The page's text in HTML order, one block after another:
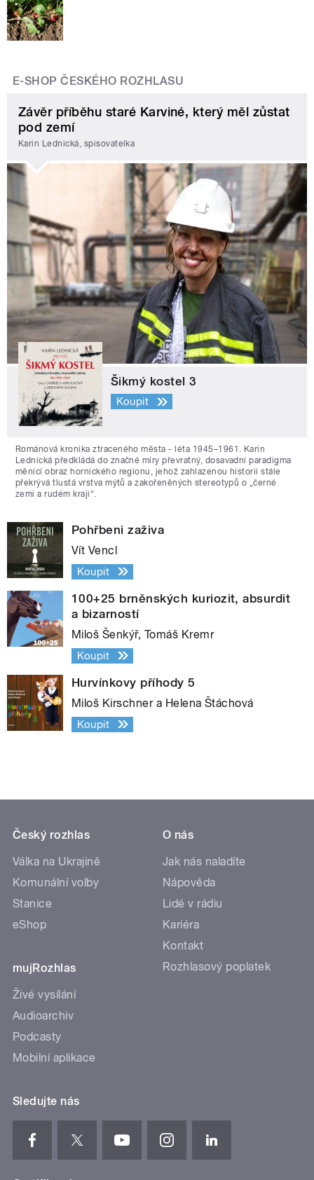
E-SHOP ČESKÉHO ROZHLASU
Závěr příběhu staré Karviné, který měl zůstat
pod zemí
Karin Lednická, spisovatelka
Šikmý kostel 3
Koupit
Románová kronika ztraceného města - léta 1945–1961. Karin
Lednická předkládá do značné míry převratný, dosavadní paradigma
měnící obraz hornického regionu, jehož zahlazenou historii stále
překrývá tlustá vrstva mýtů a zakořeněných stereotypů o „černé
zemi a rudém kraji“.
Pohřbeni zaživa
Vít Vencl
Koupit
100+25 brněnských kuriozit, absurdit
a bizarností
Miloš Šenkýř, Tomáš Kremr
Koupit
Hurvínkovy příhody 5
Miloš Kirschner a Helena Štáchová
Koupit
Český rozhlas
Válka na Ukrajině
Komunální volby
Stanice
eShop
mujRozhlas
Živé vysílání
Audioarchiv
Podcasty
Mobilní aplikace
O nás
Jak nás naladíte
Nápověda
Lidé v rádiu
Kariéra
Kontakt
Rozhlasový poplatek
Sledujte nás